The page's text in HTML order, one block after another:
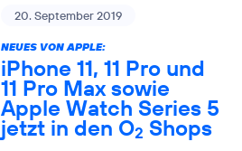
20. September 2019
NEUES VON APPLE:
iPhone 11, 11 Pro und
11 Pro Max sowie
Apple Watch Series 5
jetzt in den O2 Shops